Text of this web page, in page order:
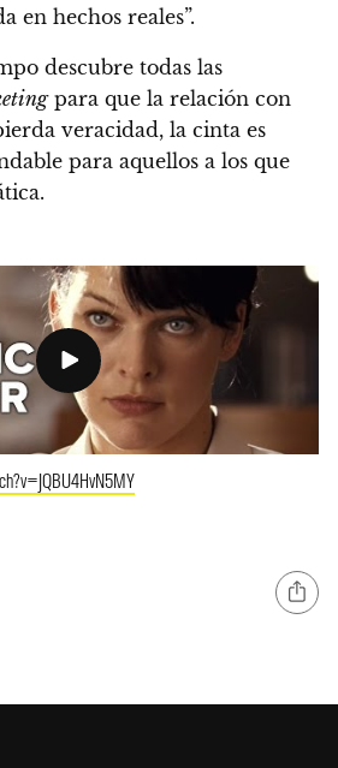
en hechos reales”.
descubre todas las
para que la relación con
veracidad, la cinta es
para aquellos a los que